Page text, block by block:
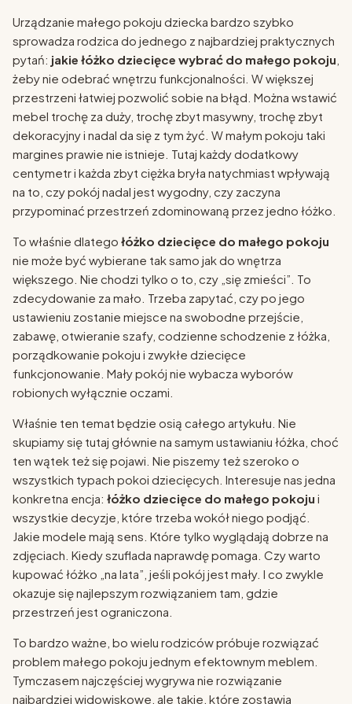
Urządzanie małego pokoju dziecka bardzo szybko
sprowadza rodzica do jednego z najbardziej praktycznych
pytań: jakie łóżko dziecięce wybrać do małego pokoju
żeby nie odebrać wnętrzu funkcjonalności. W większej
przestrzeni łatwiej pozwolić sobie na błąd. Można wstawić
mebel trochę za duży, trochę zbyt masywny, trochę zbyt
dekoracyjny i nadal da się z tym żyć. W małym pokoju taki
margines prawie nie istnieje. Tutaj każdy dodatkowy
centymetr i każda zbyt ciężka bryła natychmiast wpływają
na to, czy pokój nadal jest wygodny, czy zaczyna
przypominać przestrzeń zdominowaną przez jedno łóżko.
To właśnie dlatego łóżko dziecięce do małego pokoju
nie może być wybierane tak samo jak do wnętrza
większego. Nie chodzi tylko o to, czy „się zmieści”. To
zdecydowanie za mało. Trzeba zapytać, czy po jego
ustawieniu zostanie miejsce na swobodne przejście,
zabawę, otwieranie szafy, codzienne schodzenie z łóżka,
porządkowanie pokoju i zwykłe dziecięce
funkcjonowanie. Mały pokój nie wybacza wyborów
robionych wyłącznie oczami.
Właśnie ten temat będzie osią całego artykułu. Nie
skupiamy się tutaj głównie na samym ustawianiu łóżka, choć
ten wątek też się pojawi. Nie piszemy też szeroko o
wszystkich typach pokoi dziecięcych. Interesuje nas jedna
konkretna encja: łóżko dziecięce do małego pokoju i
wszystkie decyzje, które trzeba wokół niego podjąć.
Jakie modele mają sens. Które tylko wyglądają dobrze na
zdjęciach. Kiedy szuflada naprawdę pomaga. Czy warto
kupować łóżko „na lata”, jeśli pokój jest mały. I co zwykle
okazuje się najlepszym rozwiązaniem tam, gdzie
przestrzeń jest ograniczona.
To bardzo ważne, bo wielu rodziców próbuje rozwiązać
problem małego pokoju jednym efektownym meblem.
Tymczasem najczęściej wygrywa nie rozwiązanie
najbardziej widowiskowe, ale takie, które zostawia